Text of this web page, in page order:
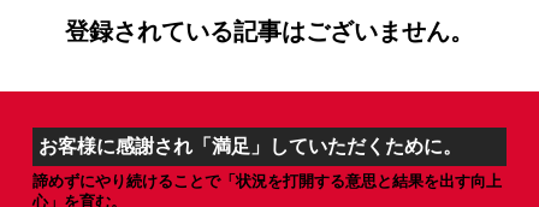
登録されている記事はございません。
お客様に感謝され「満足」していただくために。
諦めずにやり続けることで「状況を打開する意思と結果を出す向上
心」を育む。